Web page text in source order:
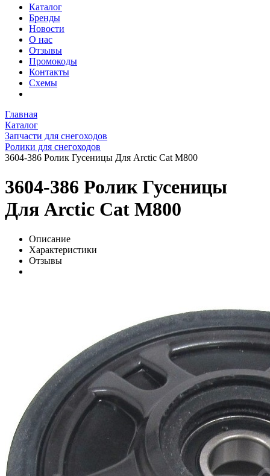
Каталог
Бренды
Новости
О нас
Отзывы
Промокоды
Контакты
Схемы
Главная
Каталог
Запчасти для снегоходов
Ролики для снегоходов
3604-386 Ролик Гусеницы Для Arctic Cat M800
3604-386 Ролик Гусеницы
Для Arctic Cat M800
Описание
Характеристики
Отзывы